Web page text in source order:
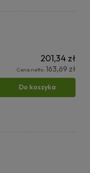
201,34 zł
Cena netto: 163,69 zł
Do koszyka